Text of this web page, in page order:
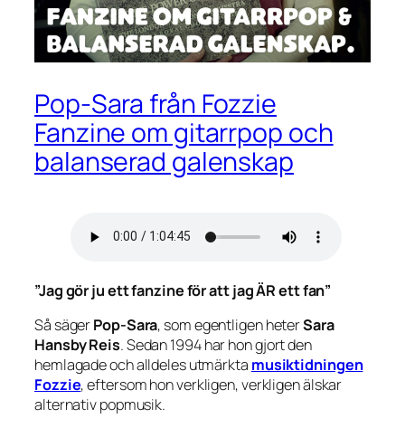
Pop-Sara från Fozzie
Fanzine om gitarrpop och
balanserad galenskap
”Jag gör ju ett fanzine för att jag ÄR ett fan”
Så sägerPop-Sara, som egentligen heterSara
Hansby Reis. Sedan 1994 har hon gjort den
hemlagade och alldeles utmärkta musiktidningen
Fozzie, eftersom hon verkligen,verkligenälskar
alternativ popmusik.